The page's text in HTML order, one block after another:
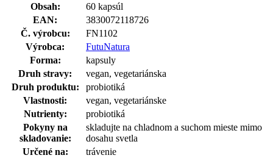
Obsah:
60 kapsúl
EAN:
3830072118726
Č. výrobcu:
FN1102
Výrobca:
FutuNatura
Forma:
kapsuly
Druh stravy:
vegan, vegetariánska
Druh produktu:
probiotiká
Vlastnosti:
vegan, vegetariánske
Nutrienty:
probiotiká
Pokyny na
skladovanie:
skladujte na chladnom a suchom mieste mimo
dosahu svetla
Určené na:
trávenie